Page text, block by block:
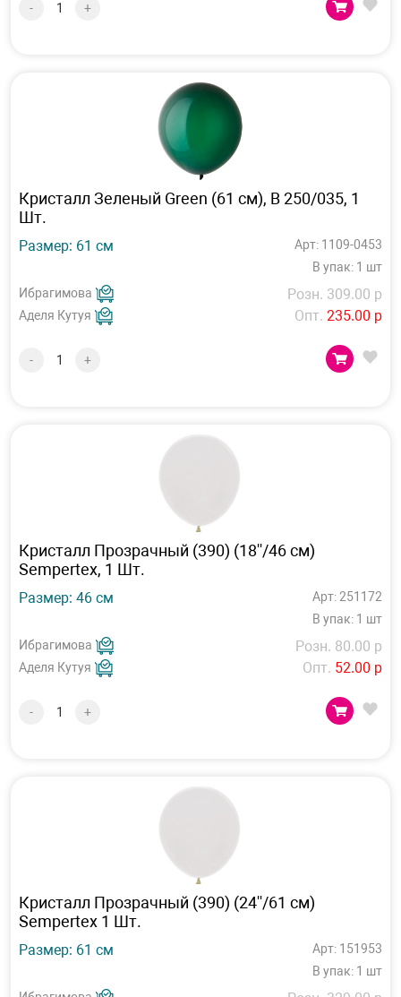
- +
Кристалл Зеленый Green (61 см), B 250/035, 1
Шт.
Размер: 61 см
Арт: 1109-0453
В упак: 1 шт
Ибрагимова
Аделя Кутуя
Розн. 309.00 р
Опт. 235.00 р
- +
Кристалл Прозрачный (390) (18''/46 см)
Sempertex, 1 Шт.
Размер: 46 см
Арт: 251172
В упак: 1 шт
Ибрагимова
Аделя Кутуя
Розн. 80.00 р
Опт. 52.00 р
- +
Кристалл Прозрачный (390) (24''/61 см)
Sempertex 1 Шт.
Размер: 61 см
Арт: 151953
В упак: 1 шт